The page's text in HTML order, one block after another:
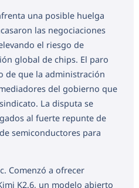
una posible huelga
las negociaciones
el riesgo de
global de chips. El paro
de que la administración
del gobierno que
La disputa se
al fuerte repunte de
semiconductores para
Comenzó a ofrecer
K2.6, un modelo abierto